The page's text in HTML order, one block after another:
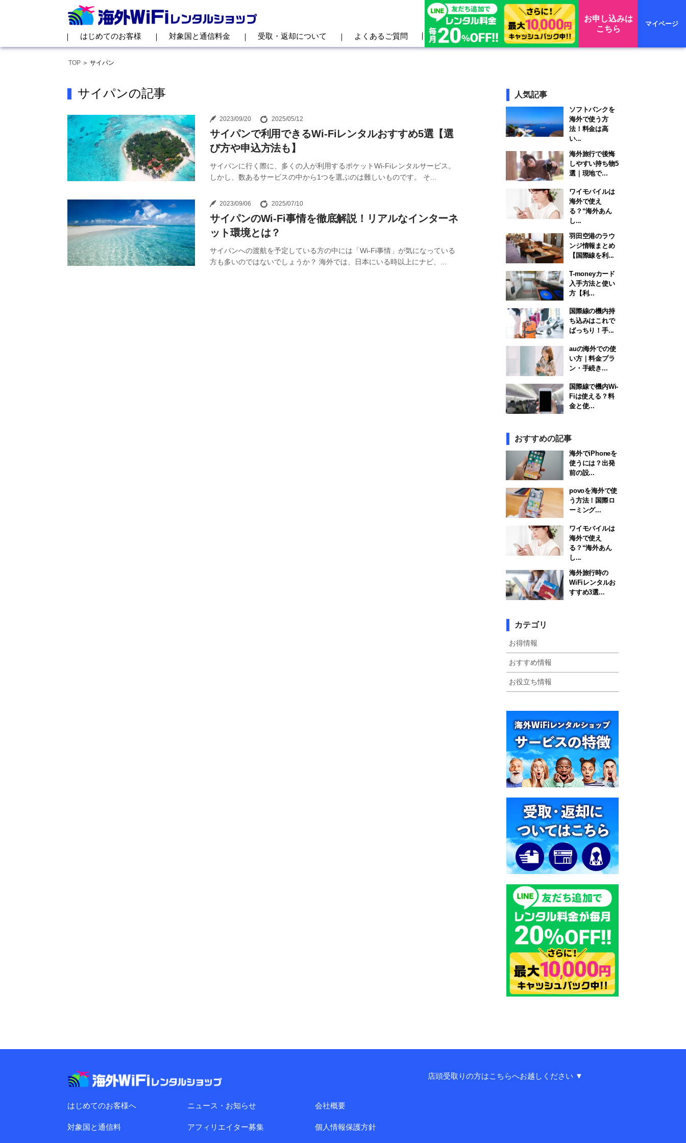
はじめてのお客様 対象国と通信料金 受取・返却について よくあるご質問
お申し込みは
こちら
マイページ
TOP サイパン
サイパンの記事
2023/09/20 2025/05/12
サイパンで利用できるWi-Fiレンタルおすすめ5選【選
び方や申込方法も】
サイパンに行く際に、多くの人が利用するポケットWi-Fiレンタルサービス。
しかし、数あるサービスの中から1つを選ぶのは難しいものです。 そ...
2023/09/06 2025/07/10
サイパンのWi-Fi事情を徹底解説！リアルなインターネ
ット環境とは？
サイパンへの渡航を予定している方の中には「Wi-Fi事情」が気になっている
方も多いのではないでしょうか？ 海外では、日本にいる時以上にナビ、...
人気記事
ソフトバンクを
海外で使う方
法！料金は高
い...
海外旅行で後悔
しやすい持ち物5
選｜現地で...
ワイモバイルは
海外で使え
る？“海外あん
し...
羽田空港のラウ
ンジ情報まとめ
【国際線を利...
T-moneyカード
入手方法と使い
方【利...
国際線の機内持
ち込みはこれで
ばっちり！手...
auの海外での使
い方｜料金プラ
ン・手続き...
国際線で機内Wi-
Fiは使える？料
金と使...
おすすめの記事
海外でiPhoneを
使うには？出発
前の設...
povoを海外で使
う方法！国際ロ
ーミング...
ワイモバイルは
海外で使え
る？“海外あん
し...
海外旅行時の
WiFiレンタルお
すすめ3選...
カテゴリ
お得情報
おすすめ情報
お役立ち情報
はじめてのお客様へ
対象国と通信料
ニュース・お知らせ
アフィリエイター募集
会社概要
個人情報保護方針
店頭受取りの方はこちらへお越しください ▼